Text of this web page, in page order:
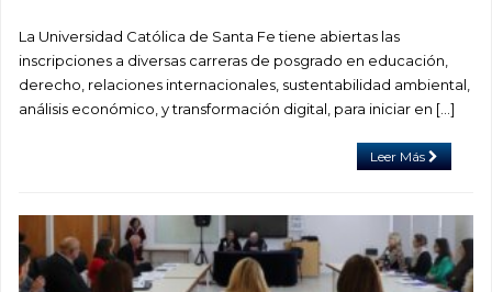
La Universidad Católica de Santa Fe tiene abiertas las
inscripciones a diversas carreras de posgrado en educación,
derecho, relaciones internacionales, sustentabilidad ambiental,
análisis económico, y transformación digital, para iniciar en […]
Leer Más